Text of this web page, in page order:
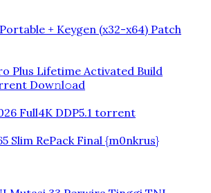
+ Keygen (x32-x64) Patch
Plus Lifetime Activated Build
Dow𝚗l𝚘аd
Full4K DDP5.1 torrent
Slim RePack Final {m0nkrus}